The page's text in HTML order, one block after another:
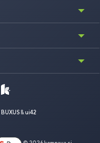
BUXUS&ui42